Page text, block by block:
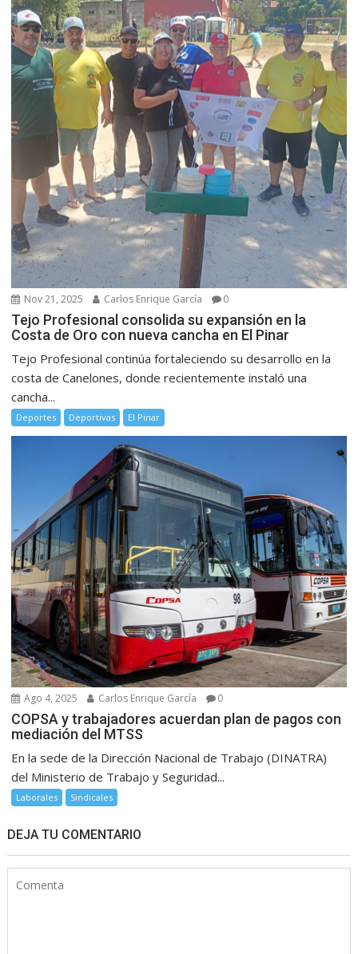
Nov 21, 2025 Carlos Enrique García 0
Tejo Profesional consolida su expansión en la
Costa de Oro con nueva cancha en El Pinar
Tejo Profesional continúa fortaleciendo su desarrollo en la
costa de Canelones, donde recientemente instaló una
cancha...
Deportes Deportivas El Pinar
Ago 4, 2025 Carlos Enrique García 0
COPSA y trabajadores acuerdan plan de pagos con
mediación del MTSS
En la sede de la Dirección Nacional de Trabajo (DINATRA)
del Ministerio de Trabajo y Seguridad...
Laborales Sindicales
DEJA TU COMENTARIO